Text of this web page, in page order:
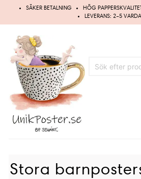
Hoppa
SÄKER BETALNING HÖG
LEVERANS: 2–5
Stora